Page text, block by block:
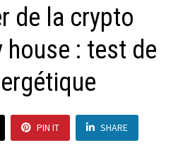
de la crypto
house : test de
PIN IT SHARE